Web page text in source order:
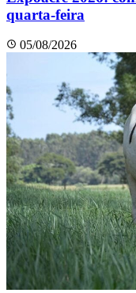
quarta-feira
05/08/2026